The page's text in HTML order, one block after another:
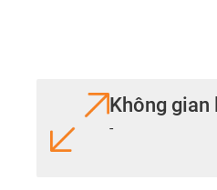
Không gian
-